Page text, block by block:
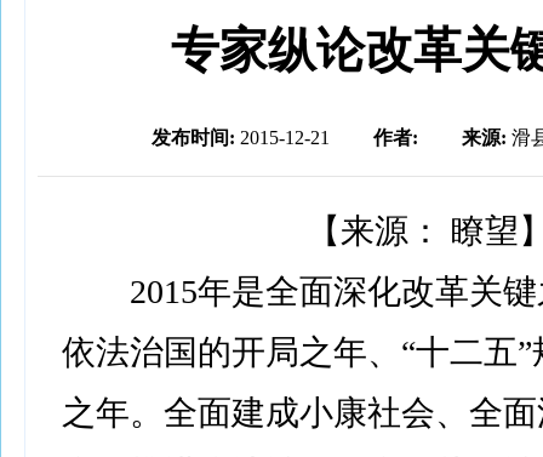
专家纵论改革关
发布时间: 2015-12-21 作者: 来源: 滑
【来源： 瞭望
2015年是全面深化改革关
依法治国的开局之年、“十二五
之年。全面建成小康社会、全